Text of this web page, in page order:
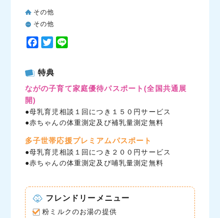
その他
その他
F
e
b
o
k
T
t
t
r
特典
ながの子育て家庭優待パスポート(全国共通展
開)
●母乳育児相談１回につき１５０円サービス
●赤ちゃんの体重測定及び補乳量測定無料
多子世帯応援プレミアムパスポート
●母乳育児相談１回につき２００円サービス
●赤ちゃんの体重測定及び哺乳量測定無料
フレンドリーメニュー
粉ミルクのお湯の提供